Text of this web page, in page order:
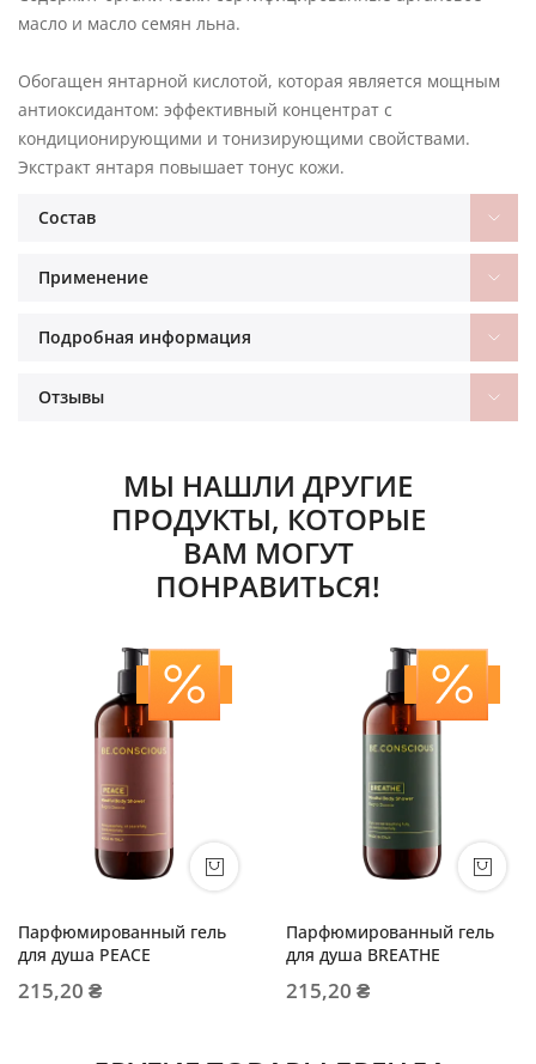
масло и масло семян льна.
Обогащен янтарной кислотой, которая является мощным
антиоксидантом: эффективный концентрат с
кондиционирующими и тонизирующими свойствами.
Экстракт янтаря повышает тонус кожи.
Состав
Применение
Подробная информация
Отзывы
МЫ НАШЛИ ДРУГИЕ
ПРОДУКТЫ, КОТОРЫЕ
ВАМ МОГУТ
ПОНРАВИТЬСЯ!
Парфюмированный гель
для душа PEACE
215,20 ₴
Парфюмированный гель
для душа BREATHE
215,20 ₴